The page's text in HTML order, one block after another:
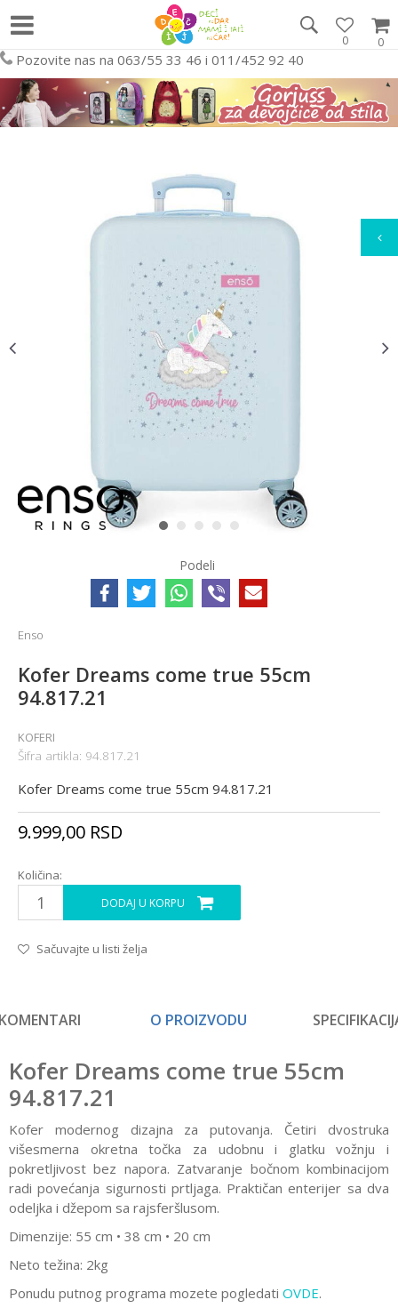
0
0
Pozovite nas na 063/55 33 46 i 011/452 92 40
1 2 3 4 5
Podeli
Enso
Kofer Dreams come true 55cm
94.817.21
KOFERI
Šifra artikla: 94.817.21
Kofer Dreams come true 55cm 94.817.21
9.999,00 RSD
Količina:
DODAJ U KORPU
Sačuvajte u listi želja
O PROIZVODU
Kofer Dreams come true 55cm
94.817.21
Kofer modernog dizajna za putovanja. Četiri dvostruka
višesmerna okretna točka za udobnu i glatku vožnju i
pokretljivost bez napora. Zatvaranje bočnom kombinacijom
radi povećanja sigurnosti prtljaga. Praktičan enterijer sa dva
odeljka i džepom sa rajsferšlusom.
Dimenzije: 55 cm • 38 cm • 20 cm
Neto težina: 2kg
Ponudu putnog programa mozete pogledati OVDE.